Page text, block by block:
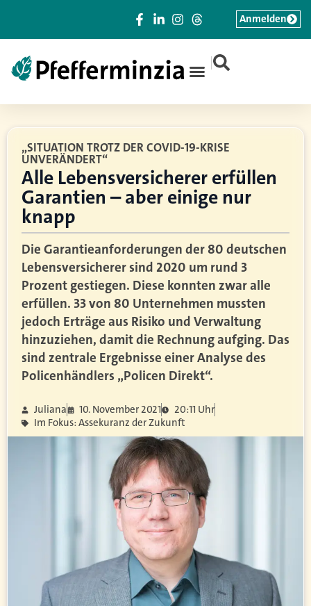
|
Anmelden
„SITUATION TROTZ DER COVID-19-KRISE
UNVERÄNDERT“
Alle Lebensversicherer erfüllen
Garantien – aber einige nur
knapp
Die Garantieanforderungen der 80 deutschen
Lebensversicherer sind 2020 um rund 3
Prozent gestiegen. Diese konnten zwar alle
erfüllen. 33 von 80 Unternehmen mussten
jedoch Erträge aus Risiko und Verwaltung
hinzuziehen, damit die Rechnung aufging. Das
sind zentrale Ergebnisse einer Analyse des
Policenhändlers „Policen Direkt“.
Juliana 10. November 2021
20:11 Uhr
Im Fokus: Assekuranz der Zukunft